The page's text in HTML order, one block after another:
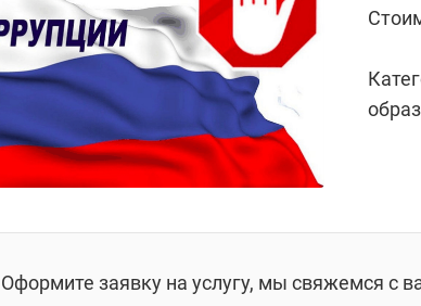
Оформите заявку на услугу, мы свяжемся с